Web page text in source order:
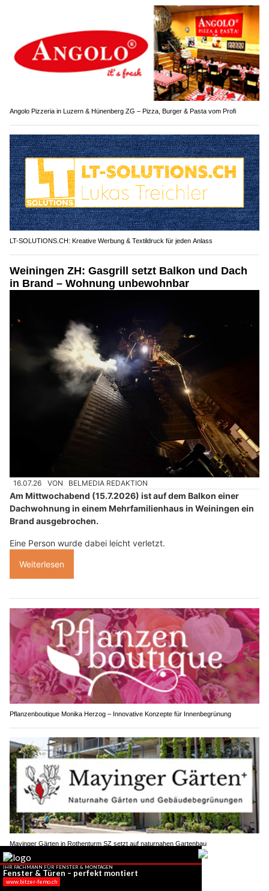
Angolo Pizzeria in Luzern & Hünenberg ZG – Pizza, Burger & Pasta vom Profi
LT-SOLUTIONS.CH: Kreative Werbung & Textildruck für jeden Anlass
Weiningen ZH: Gasgrill setzt Balkon und Dach
in Brand – Wohnung unbewohnbar
16.07.26 VON BELMEDIA REDAKTION
Am Mittwochabend (15.7.2026) ist auf dem Balkon einer
Dachwohnung in einem Mehrfamilienhaus in Weiningen ein
Brand ausgebrochen.
Eine Person wurde dabei leicht verletzt.
Weiterlesen
Pflanzenboutique Monika Herzog – Innovative Konzepte für Innenbegrünung
Mayinger Gärten in Rothenturm SZ setzt auf naturnahen Gartenbau